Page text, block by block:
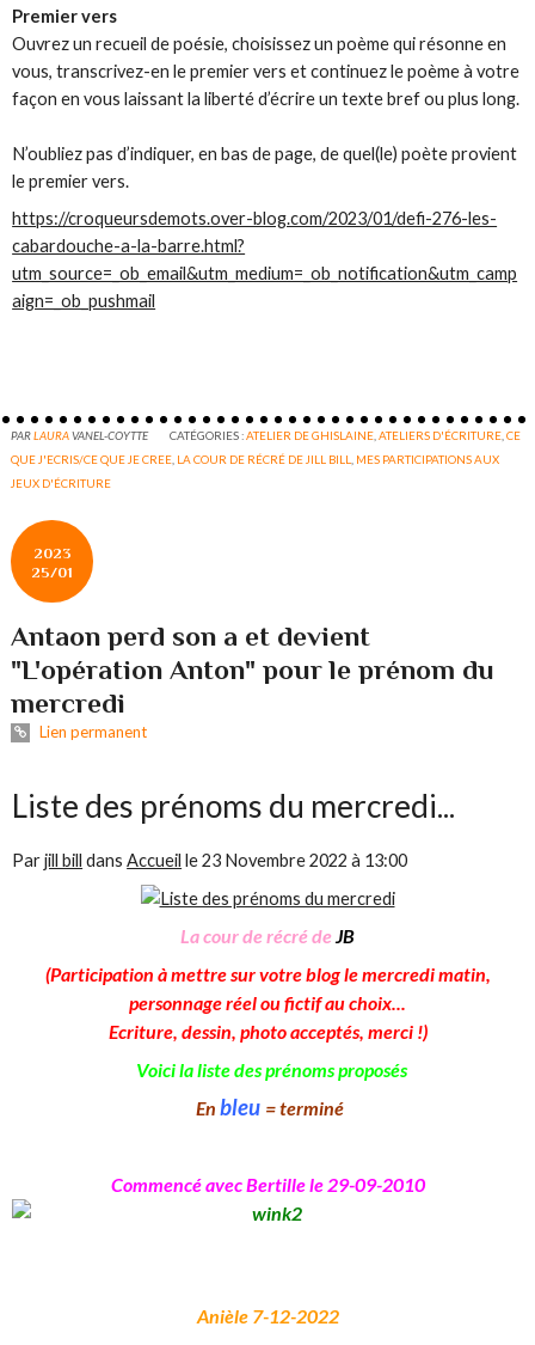
Premier vers
Ouvrez un recueil de poésie, choisissez un poème qui résonne en
vous, transcrivez-en le premier vers et continuez le poème à votre
façon en vous laissant la liberté d’écrire un texte bref ou plus long.
N’oubliez pas d’indiquer, en bas de page, de quel(le) poète provient
le premier vers.
https://croqueursdemots.over-blog.com/2023/01/defi-276-les-
cabardouche-a-la-barre.html?
utm_source=_ob_email&utm_medium=_ob_notification&utm_camp
aign=_ob_pushmail
PARLAURAVANEL-COYTTE CATÉGORIES :ATELIER DE GHISLAINE ,ATELIERS D'ÉCRITURE ,CE
QUE J'ECRIS/CE QUE JE CREE LA COUR DE RÉCRÉ DE JILL BILL
MES PARTICIPATIONS AUX
JEUX D'ÉCRITURE
2023
25/01
Antaon perd son a et devient
"L'opération Anton" pour le prénom du
mercredi
Lien permanent
Liste des prénoms du mercredi...
Parjill bill dansAccueil le23 Novembre 2022 à 13:00
La cour de récré de JB
(Participation à mettre sur votre blog le mercredi matin,
personnage réel ou fictif au choix...
Ecriture, dessin, photo acceptés, merci !)
Voici la liste des prénoms proposés
En bleu = terminé
Commencé avecBertille le 29-09-2010
Anièle 7-12-2022